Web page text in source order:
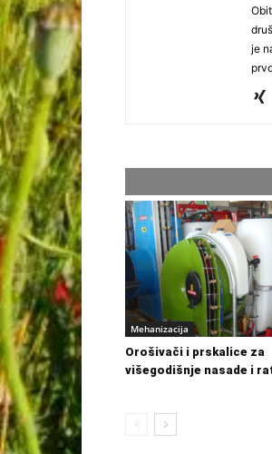
je
Mehanizacija
Orošivači i prskalice za
višegodišnje nasade i